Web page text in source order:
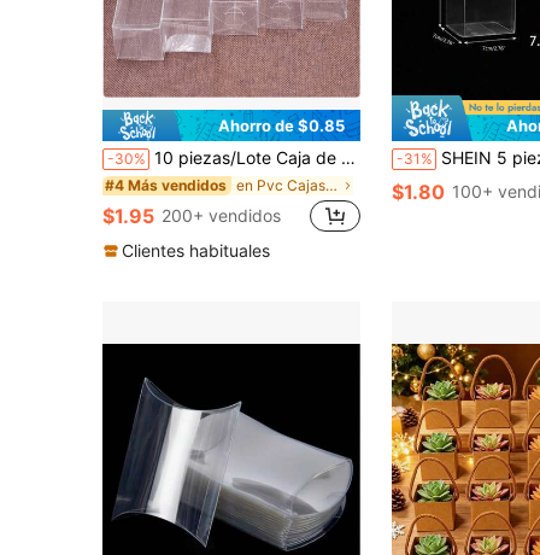
Ahorro de $0.85
-30% 10 piezas/Lote Caja de embalaje de PVC transparente nueva de 4x4x8/10/12/16/20cm, al por mayor para regalos de boda/Navidad, chocolate, caramelos, manzanas
#4 Más vendidos en Pvc Cajas De Papel De Regalo
$1.95 200+ vendidos
Clientes habituales
-31% SHEIN 5 piezas Cajas de regalo transparentes, cajas de regalo modernas de PVC para el Día
$1.80 100+